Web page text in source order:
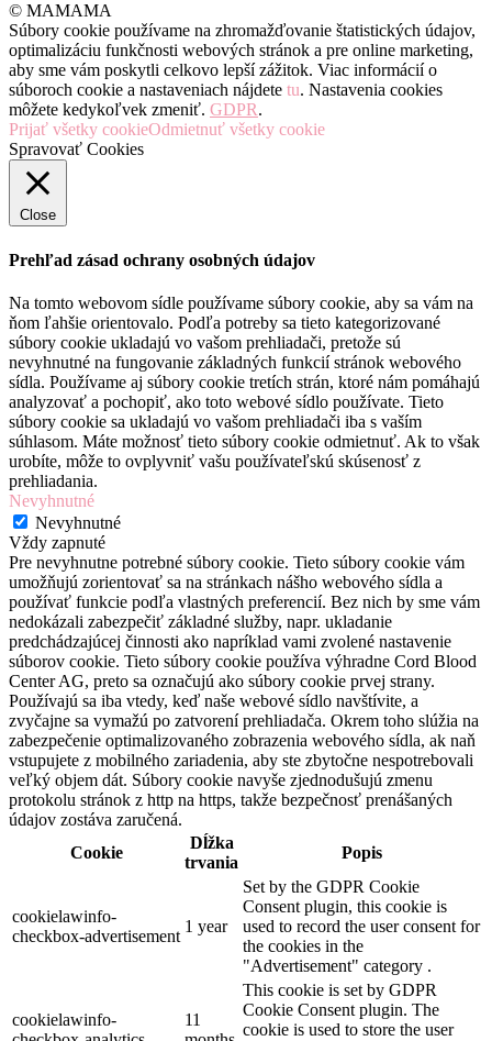
© MAMAMA
Súbory cookie používame na zhromažďovanie štatistických údajov,
optimalizáciu funkčnosti webových stránok a pre online marketing,
aby sme vám poskytli celkovo lepší zážitok. Viac informácií o
súboroch cookie a nastaveniach nájdete tu. Nastavenia cookies
môžete kedykoľvek zmeniť. GDPR.
Prijať všetky cookieOdmietnuť všetky cookie
Spravovať Cookies
Close
Prehľad zásad ochrany osobných údajov
Na tomto webovom sídle používame súbory cookie, aby sa vám na
ňom ľahšie orientovalo. Podľa potreby sa tieto kategorizované
súbory cookie ukladajú vo vašom prehliadači, pretože sú
nevyhnutné na fungovanie základných funkcií stránok webového
sídla. Používame aj súbory cookie tretích strán, ktoré nám pomáhajú
analyzovať a pochopiť, ako toto webové sídlo používate. Tieto
súbory cookie sa ukladajú vo vašom prehliadači iba s vaším
súhlasom. Máte možnosť tieto súbory cookie odmietnuť. Ak to však
urobíte, môže to ovplyvniť vašu používateľskú skúsenosť z
prehliadania.
Nevyhnutné
Nevyhnutné
Vždy zapnuté
Pre nevyhnutne potrebné súbory cookie. Tieto súbory cookie vám
umožňujú zorientovať sa na stránkach nášho webového sídla a
používať funkcie podľa vlastných preferencií. Bez nich by sme vám
nedokázali zabezpečiť základné služby, napr. ukladanie
predchádzajúcej činnosti ako napríklad vami zvolené nastavenie
súborov cookie. Tieto súbory cookie používa výhradne Cord Blood
Center AG, preto sa označujú ako súbory cookie prvej strany.
Používajú sa iba vtedy, keď naše webové sídlo navštívite, a
zvyčajne sa vymažú po zatvorení prehliadača. Okrem toho slúžia na
zabezpečenie optimalizovaného zobrazenia webového sídla, ak naň
vstupujete z mobilného zariadenia, aby ste zbytočne nespotrebovali
veľký objem dát. Súbory cookie navyše zjednodušujú zmenu
protokolu stránok z http na https, takže bezpečnosť prenášaných
údajov zostáva zaručená.
Cookie
Dĺžka
trvania
Popis
cookielawinfo-
checkbox-advertisement
1 year
Set by the GDPR Cookie
Consent plugin, this cookie is
used to record the user consent for
the cookies in the
"Advertisement" category .
cookielawinfo-
11
This cookie is set by GDPR
Cookie Consent plugin. The
cookie is used to store the user